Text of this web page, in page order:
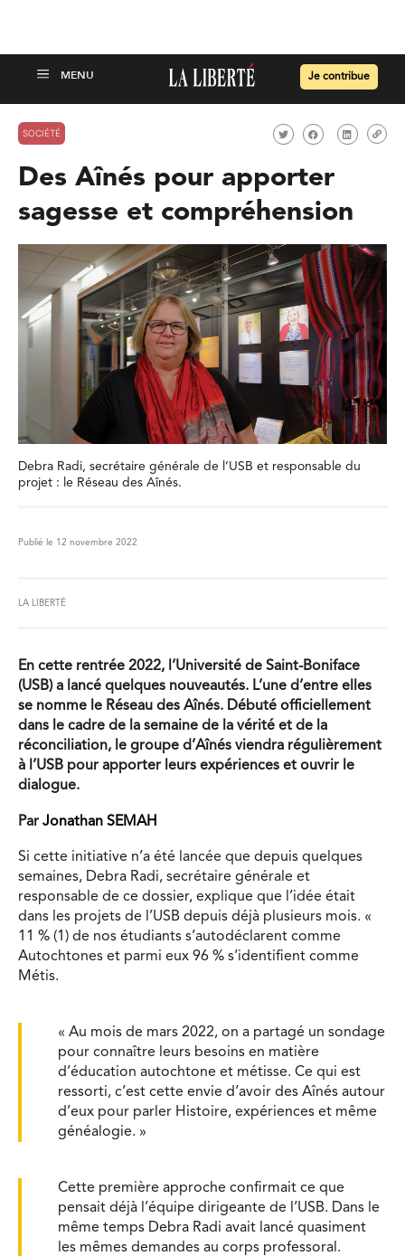
Je contribue
SOCIÉTÉ
Des Aînés pour apporter
sagesse et compréhension
Debra Radi, secrétaire générale de l’USB et responsable du
projet : le Réseau des Aînés.
Publié le 12 novembre 2022
LA LIBERTÉ
En cette rentrée 2022, l’Université de Saint-Boniface
(USB) a lancé quelques nouveautés. L’une d’entre elles
se nomme le Réseau des Aînés. Débuté officiellement
dans le cadre de la semaine de la vérité et de la
réconciliation, le groupe d’Aînés viendra régulièrement
à l’USB pour apporter leurs expériences et ouvrir le
dialogue.
Par Jonathan SEMAH
Si cette initiative n’a été lancée que depuis quelques
semaines, Debra Radi, secrétaire générale et
responsable de ce dossier, explique que l’idée était
dans les projets de l’USB depuis déjà plusieurs mois. «
11 % (1) de nos étudiants s’autodéclarent comme
Autochtones et parmi eux 96 % s’identifient comme
Métis.
« Au mois de mars 2022, on a partagé un sondage
pour connaître leurs besoins en matière
d’éducation autochtone et métisse. Ce qui est
ressorti, c’est cette envie d’avoir des Aînés autour
d’eux pour parler Histoire, expériences et même
généalogie. »
Cette première approche confirmait ce que
pensait déjà l’équipe dirigeante de l’USB. Dans le
même temps Debra Radi avait lancé quasiment
les mêmes demandes au corps professoral.